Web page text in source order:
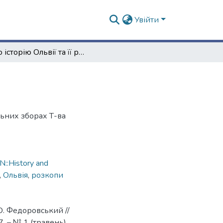
Увійти
Про історію Ольвії та її розкопок
зборах Т-ва
and
, Ольвія, розкопи
Федоровський //